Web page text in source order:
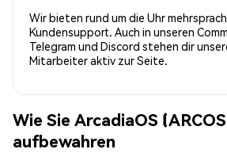
Wir bieten rund um die Uhr
Kundensupport. Auch in unseren
Telegram und Discord stehen dir
Mitarbeiter aktiv zur Seite.
Wie Sie ArcadiaOS
aufbewahren